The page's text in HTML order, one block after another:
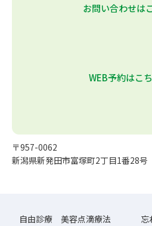
お問い合わせは
WEB予約はこ
〒957-0062
新潟県新発田市富塚町2丁目1番28号
自由診療 美容点滴療法 忘